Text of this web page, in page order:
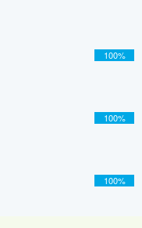
100%
100%
100%